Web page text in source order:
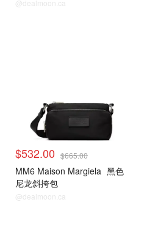
@dealmoon.ca
$532.00 $665.00
MM6 Maison Margiela 黑色
尼龙斜挎包
@dealmoon.ca